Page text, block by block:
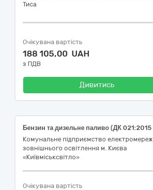
Тиса
Очікувана вартість
188 105,00 UAH
з ПДВ
Дивитись
Комунальне підприємство електромереж
зовнішнього освітлення м. Києва
«Київміськсвітло»
Очікувана вартість